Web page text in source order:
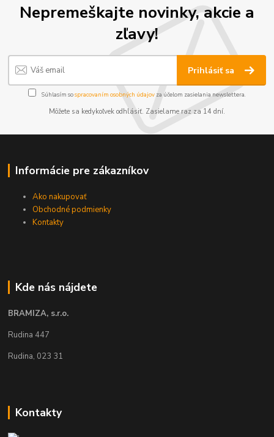
Nepremeškajte novinky, akcie a
zľavy!
Prihlásiť sa
Súhlasím sospracovaním osobných údajov za účelom zasielania newslettera.
Môžete sa kedykoľvek odhlásiť. Zasielame raz za 14 dní.
Informácie pre zákazníkov
Ako nakupovať
Obchodné podmienky
Kontakty
Kde nás nájdete
BRAMIZA, s.r.o.
Rudina 447
Rudina, 023 31
Kontakty